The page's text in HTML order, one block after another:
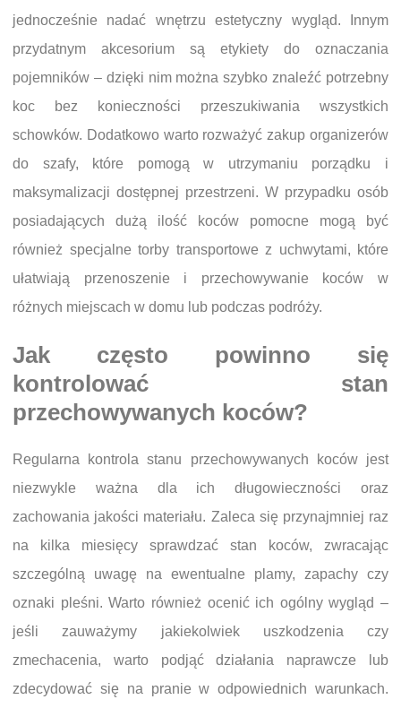
jednocześnie nadać wnętrzu estetyczny wygląd. Innym
przydatnym akcesorium są etykiety do oznaczania
pojemników – dzięki nim można szybko znaleźć potrzebny
koc bez konieczności przeszukiwania wszystkich
schowków. Dodatkowo warto rozważyć zakup organizerów
do szafy, które pomogą w utrzymaniu porządku i
maksymalizacji dostępnej przestrzeni. W przypadku osób
posiadających dużą ilość koców pomocne mogą być
również specjalne torby transportowe z uchwytami, które
ułatwiają przenoszenie i przechowywanie koców w
różnych miejscach w domu lub podczas podróży.
Jak często powinno się
kontrolować stan
przechowywanych koców?
Regularna kontrola stanu przechowywanych koców jest
niezwykle ważna dla ich długowieczności oraz
zachowania jakości materiału. Zaleca się przynajmniej raz
na kilka miesięcy sprawdzać stan koców, zwracając
szczególną uwagę na ewentualne plamy, zapachy czy
oznaki pleśni. Warto również ocenić ich ogólny wygląd –
jeśli zauważymy jakiekolwiek uszkodzenia czy
zmechacenia, warto podjąć działania naprawcze lub
zdecydować się na pranie w odpowiednich warunkach.